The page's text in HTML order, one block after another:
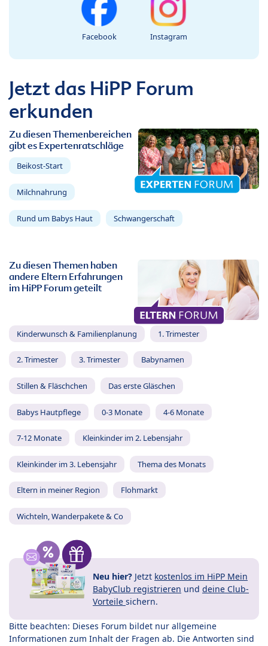
Facebook Instagram
Jetzt das HiPP Forum
erkunden
Zu diesen Themenbereichen
gibt es Expertenratschläge
Beikost-Start
Milchnahrung
Rund um Babys Haut Schwangerschaft
Zu diesen Themen haben
andere Eltern Erfahrungen
im HiPP Forum geteilt
Kinderwunsch & Familienplanung 1. Trimester
2. Trimester 3. Trimester Babynamen
Stillen & Fläschchen Das erste Gläschen
Babys Hautpflege 0-3 Monate 4-6 Monate
7-12 Monate Kleinkinder im 2. Lebensjahr
Kleinkinder im 3. Lebensjahr Thema des Monats
Eltern in meiner Region Flohmarkt
Wichteln, Wanderpakete & Co
Neu hier? Jetzt kostenlos im HiPP Mein
BabyClub registrieren und deine Club-
Vorteile sichern.
Bitte beachten: Dieses Forum bildet nur allgemeine
Informationen zum Inhalt der Fragen ab. Die Antworten sind